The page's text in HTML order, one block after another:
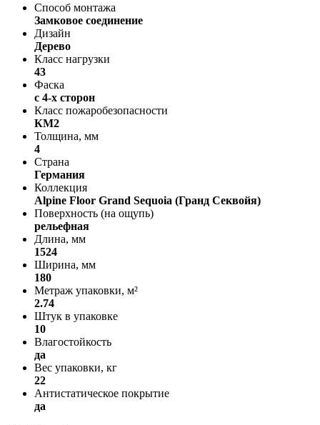
Способ монтажа
Замковое соединение
Дизайн
Дерево
Класс нагрузки
43
Фаска
с 4-х сторон
Класс пожаробезопасности
КМ2
Толщина, мм
4
Страна
Германия
Коллекция
Alpine Floor Grand Sequoia (Гранд Секвойя)
Поверхность (на ощупь)
рельефная
Длина, мм
1524
Ширина, мм
180
Метраж упаковки, м²
2.74
Штук в упаковке
10
Влагостойкость
да
Вес упаковки, кг
22
Антистатическое покрытие
да